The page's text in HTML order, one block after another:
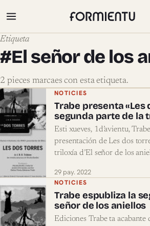
Etiqueta
#El señor de los
2 pieces marcaes con esta etiqueta.
Pieces marcaes con #El
NOTICIES
Trabe presenta «Les
segunda parte de la
Esti xueves, 1d’avientu,
presentación de Les dos
triloxía d’El señor de los
29 pay. 2022
NOTICIES
Trabe espubliza la
señor de los aniellos
Ediciones Trabe ta acabante